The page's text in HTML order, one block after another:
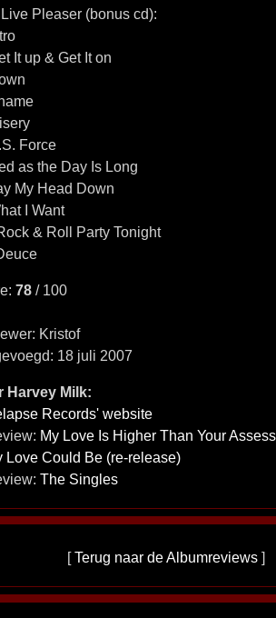
Pleaser (bonus cd):
It up & Get It on
Force
as the Day Is Long
My Head Down
I Want
& Roll Party Tonight
78/ 100
Kristof
18 juli 2007
Harvey Milk:
Records' website
My Love Is Higher Than Your
Love Could Be (re-release)
The Singles
[Terug naar de Albumreviews ]